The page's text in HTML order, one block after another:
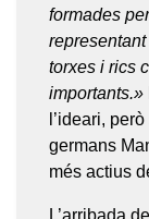
formades
torxes i rics
importants.»
l’ideari,
germans
més actius
L’arribada